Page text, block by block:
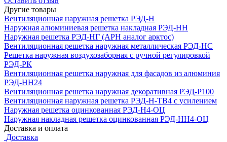
Другие товары
Вентиляционная наружная решетка РЭД-Н
Наружная алюминиевая решетка накладная РЭД-НН
Наружная решетка РЭД-НГ (АРН аналог арктос)
Вентиляционная решетка наружная металлическая РЭД-НС
Решетка наружная воздухозаборная с ручной регулировкой
РЭД-РК
Вентиляционная решетка наружная для фасадов из алюминия
РЭД-НН24
Вентиляционная решетка наружная декоративная РЭД-Р100
Вентиляционная наружная решетка РЭД-Н-ТВ4 с усилением
Наружная решетка оцинкованная РЭД-Н4-ОЦ
Наружная накладная решетка оцинкованная РЭД-НН4-ОЦ
Доставка и оплата
Доставка